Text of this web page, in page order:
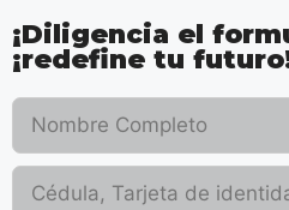
¡Diligencia el
¡redefine tu